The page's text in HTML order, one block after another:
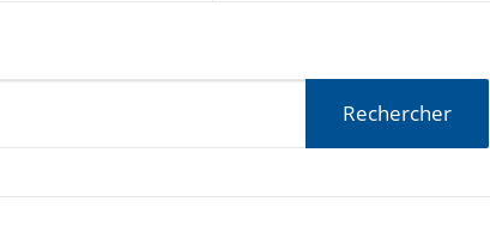
Rechercher